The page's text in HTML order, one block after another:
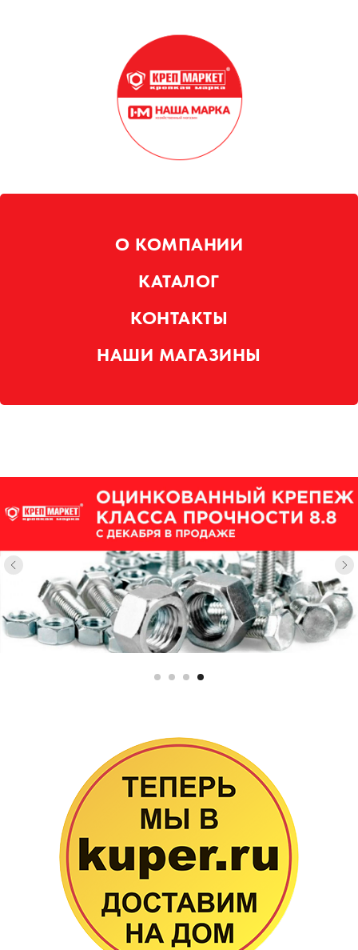
О КОМПАНИИ
КАТАЛОГ
КОНТАКТЫ
НАШИ МАГАЗИНЫ